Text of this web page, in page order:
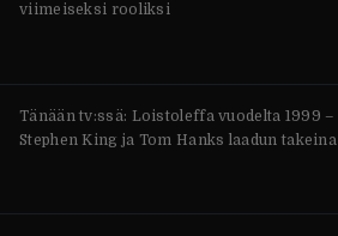
viimeiseksi rooliksi
Tänään tv:ssä: Loistoleffa vuodelta 1999 –
Stephen King ja Tom Hanks laadun takeina